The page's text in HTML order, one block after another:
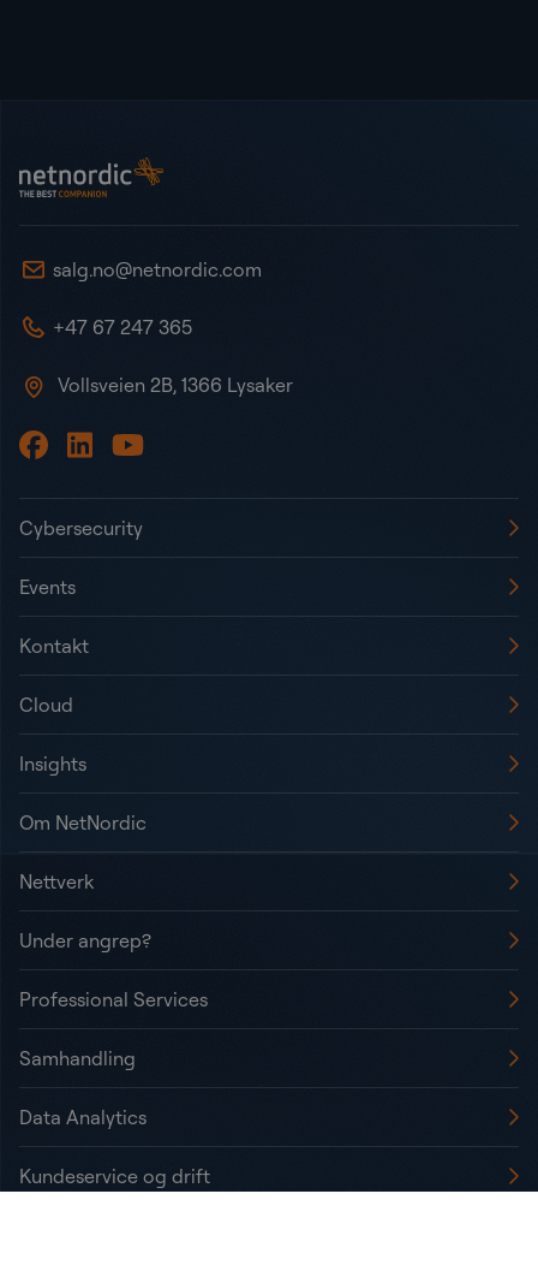
NetNordic Norway
salg.no@netnordic.com
+47 67 247 365
Vollsveien 2B, 1366 Lysaker
Cybersecurity
Events
Kontakt
Cloud
Insights
Om NetNordic
Nettverk
Under angrep?
Professional Services
Samhandling
Data Analytics
Kundeservice og drift